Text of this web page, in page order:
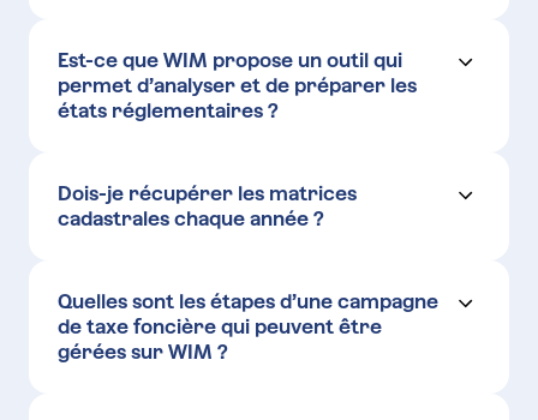
téléchargement en masse des avis de TF
automatiquement
Est-ce que WIM propose un outil qui
permet d’analyser et de préparer les
états réglementaires ?
Dois-je récupérer les matrices
cadastrales chaque année ?
lors de la campagne fiscale initiale
Quelles sont les étapes d’une campagne
de taxe foncière qui peuvent être
gérées sur WIM ?